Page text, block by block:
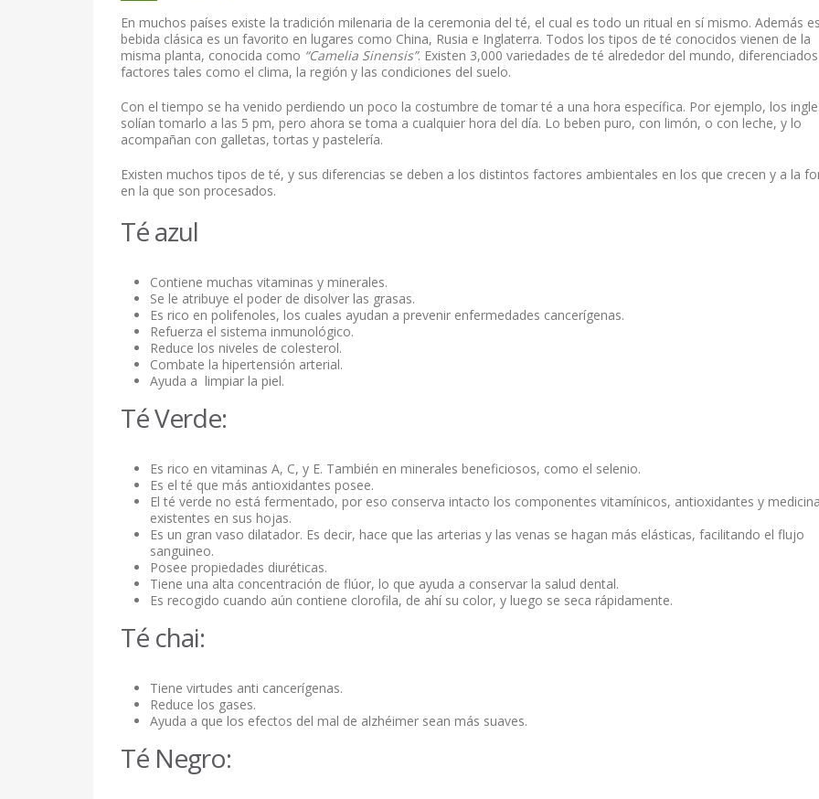
En muchos países existe la tradición milenaria de la ceremonia del té, el cual es todo un ritual en sí mismo. Además
bebida clásica es un favorito en lugares como China, Rusia e Inglaterra. Todos los tipos de té conocidos vienen de la
misma planta, conocida como “Camelia Sinensis”. Existen 3,000 variedades de té alrededor del mundo,
factores tales como el clima, la región y las condiciones del suelo.
Con el tiempo se ha venido perdiendo un poco la costumbre de tomar té a una hora específica. Por ejemplo, los
solían tomarlo a las 5 pm, pero ahora se toma a cualquier hora del día. Lo beben puro, con limón, o con leche, y lo
acompañan con galletas, tortas y pastelería.
Existen muchos tipos de té, y sus diferencias se deben a los distintos factores ambientales en los que crecen y a la
en la que son procesados.
Té azul
Contiene muchas vitaminas y minerales.
Se le atribuye el poder de disolver las grasas.
Es rico en polifenoles, los cuales ayudan a prevenir enfermedades cancerígenas.
Refuerza el sistema inmunológico.
Reduce los niveles de colesterol.
Combate la hipertensión arterial.
Ayuda a limpiar la piel.
Té Verde:
Es rico en vitaminas A, C, y E. También en minerales beneficiosos, como el selenio.
Es el té que más antioxidantes posee.
El té verde no está fermentado, por eso conserva intacto los componentes vitamínicos, antioxidantes y
existentes en sus hojas.
Es un gran vaso dilatador. Es decir, hace que las arterias y las venas se hagan más elásticas, facilitando el flujo
sanguineo.
Posee propiedades diuréticas.
Tiene una alta concentración de flúor, lo que ayuda a conservar la salud dental.
Es recogido cuando aún contiene clorofila, de ahí su color, y luego se seca rápidamente.
Té chai:
Tiene virtudes anti cancerígenas.
Reduce los gases.
Ayuda a que los efectos del mal de alzhéimer sean más suaves.
Té Negro: